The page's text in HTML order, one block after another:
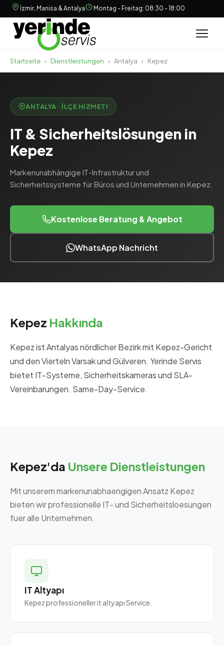
İzmir, Manisa & Antalya Montag - Freitag: 08:30 - 18:00
Startseite › Dienstleistungen › Antalya › Kepez
ANTALYA · İLÇE HIZMETI
IT & Sicherheitslösungen in
Kepez
Markenunabhängige IT-Infrastruktur und
Sicherheitssysteme für Büros und Unternehmen in Kepez.
Kostenlose Beratung & Angebot
WhatsApp Nachricht
Kepez Hakkında
Kepez ist Antalyas nördlicher Bezirk mit Kepez-Gericht
und den Vierteln Varsak und Gülveren. Yerinde Servis
bietet IT-Systeme, Sicherheitskameras und SLA-
Vereinbarungen. Same-Day-Service.
Kepez'da Unsere Dienstleistungen
Mit unserem markenunabhaengigen Ansatz Kepez
bieten wir professionelle IT- und Sicherheitsloesungen
fuer alle Unternehmen.
IT Altyapı
Kepez professioneller it altyapı Service.